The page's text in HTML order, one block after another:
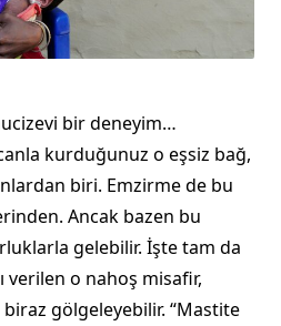
bir deneyim…
kurduğunuz o eşsiz bağ,
biri. Emzirme de bu
Ancak bazen bu
gelebilir. İşte tam da
verilen o nahoş misafir,
gölgeleyebilir. “Mastite